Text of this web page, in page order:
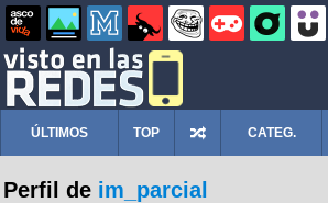
ÚLTIMOS TOP CATEG.
Perfil de im_parcial